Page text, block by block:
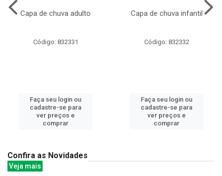
Capa de chuva adulto
Código: 832331
Faça seu login ou
cadastre-se para
ver preços e
comprar
Capa de chuva infantil
Código: 832332
Faça seu login ou
cadastre-se para
ver preços e
comprar
Confira as Novidades
Veja mais